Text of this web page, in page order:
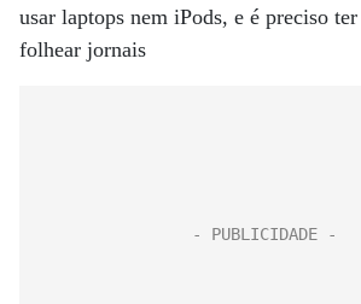
usar laptops nem iPods, e é preciso
folhear jornais